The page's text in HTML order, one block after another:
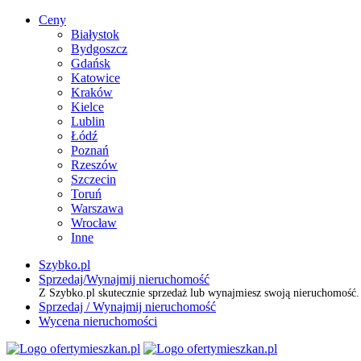
Ceny
Białystok
Bydgoszcz
Gdańsk
Katowice
Kraków
Kielce
Lublin
Łódź
Poznań
Rzeszów
Szczecin
Toruń
Warszawa
Wrocław
Inne
Szybko.pl
Sprzedaj/Wynajmij nieruchomość
Z Szybko.pl skutecznie sprzedaż lub wynajmiesz swoją nieruchomość.
Sprzedaj / Wynajmij nieruchomość
Wycena nieruchomości